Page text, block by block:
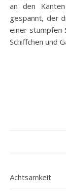
an den
gespannt, der
einer stumpfen
Schiffchen und
Achtsamkeit